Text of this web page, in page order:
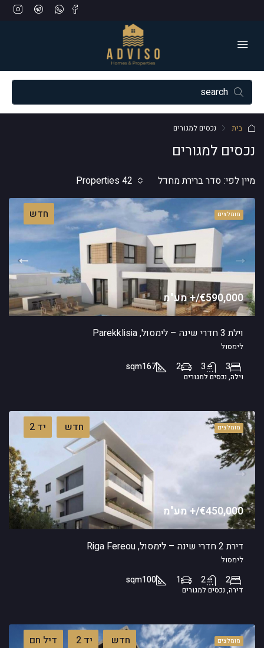
בית נכסים למגורים
נכסים למגורים
42 Properties מיין לפי: סדר ברירת מחדל
מומלצים חדש
€590,000/+ מע"מ
וילת 3 חדרי שינה – לימסול, Parekklisia
לימסול
3
3
2
167
sqm
וילה, נכסים למגורים
מומלצים חדש יד 2
€450,000/+ מע"מ
דירת 2 חדרי שינה – לימסול, Riga Fereou
לימסול
2
2
1
100
sqm
דירה, נכסים למגורים
מומלצים חדש יד 2 דיל חם